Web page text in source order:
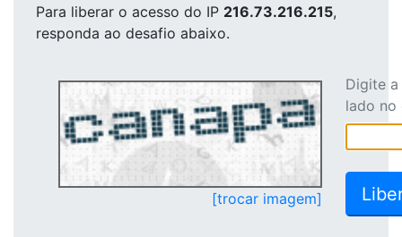
Para liberar o acesso do IP 216.73.216.215,
responda ao desafio abaixo.
[trocar imagem]
Digite
lado no